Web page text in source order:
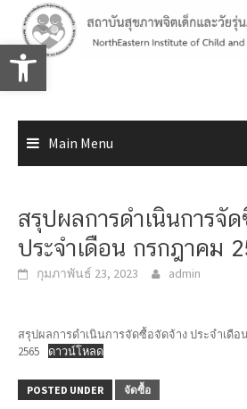
Open toolbar
content
Main Menu
สรุปผลการดำเนินการจั
ประจำเดือน กรกฎาคม
กุมภาพันธ์ 23, 2023 admin
สรุปผลการดำเนินการจัดซื้อจัดจ้าง ประจำเดื
2565
ดาวน์โหลด
POSTED UNDER จัดซื้อ